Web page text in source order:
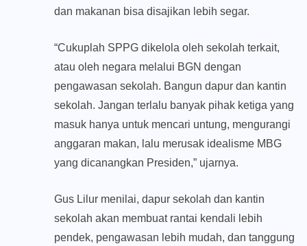
dan makanan bisa disajikan lebih segar.
“Cukuplah SPPG dikelola oleh sekolah terkait,
atau oleh negara melalui BGN dengan
pengawasan sekolah. Bangun dapur dan kantin
sekolah. Jangan terlalu banyak pihak ketiga yang
masuk hanya untuk mencari untung, mengurangi
anggaran makan, lalu merusak idealisme MBG
yang dicanangkan Presiden,” ujarnya.
Gus Lilur menilai, dapur sekolah dan kantin
sekolah akan membuat rantai kendali lebih
pendek, pengawasan lebih mudah, dan tanggung